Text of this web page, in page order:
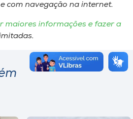
com navegação na internet.
maiores informações e fazer a